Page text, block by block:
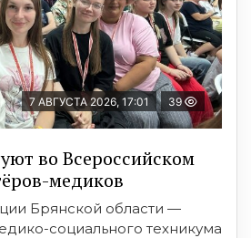
7 АВГУСТА 2026, 17:01 39
во Всероссийском
медиков
Брянской области —
социального техникума